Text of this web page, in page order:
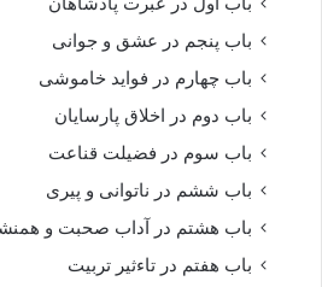
باب پنجم در عشق و جوانى
باب چهارم در فواید خاموشى
باب دوم در اخلاق پارسایان
باب سوم در فضیلت قناعت
باب ششم در ناتوانى و پیرى
باب هشتم در آداب صحبت و
باب هفتم در تاءثیر تربیت